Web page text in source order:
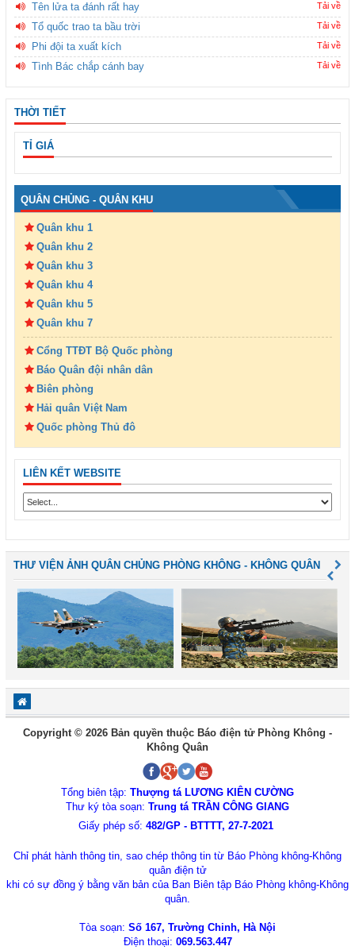
Tên lửa ta đánh rất hay Tải về
Tổ quốc trao ta bầu trời Tải về
Phi đội ta xuất kích Tải về
Tình Bác chắp cánh bay Tải về
THỜI TIẾT
TỈ GIÁ
QUÂN CHỦNG - QUÂN KHU
Quân khu 1
Quân khu 2
Quân khu 3
Quân khu 4
Quân khu 5
Quân khu 7
Cổng TTĐT Bộ Quốc phòng
Báo Quân đội nhân dân
Biên phòng
Hải quân Việt Nam
Quốc phòng Thủ đô
LIÊN KẾT WEBSITE
THƯ VIỆN ẢNH QUÂN CHỦNG PHÒNG KHÔNG - KHÔNG QUÂN
Copyright © 2026 Bản quyền thuộc Báo điện tử Phòng Không -
Không Quân
Tổng biên tập: Thượng tá LƯƠNG KIÊN CƯỜNG
Thư ký tòa soạn: Trung tá TRẦN CÔNG GIANG
Giấy phép số: 482/GP - BTTTT, 27-7-2021
Chỉ phát hành thông tin, sao chép thông tin từ Báo Phòng không-Không
quân điện tử
khi có sự đồng ý bằng văn bản của Ban Biên tập Báo Phòng không-Không
quân.
Tòa soạn: Số 167, Trường Chinh, Hà Nội
Điện thoại: 069.563.447